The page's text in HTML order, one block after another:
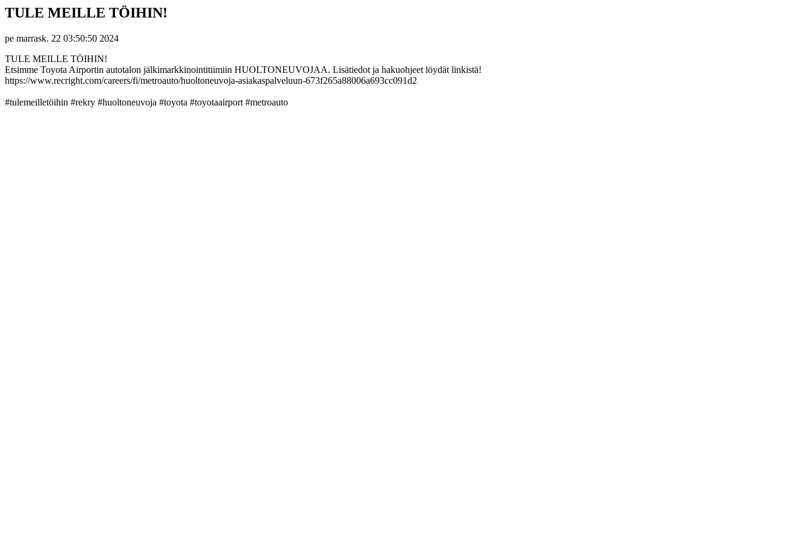
TULE MEILLE TÖIHIN!
pe marrask. 22 03:50:50 2024
TULE MEILLE TÖIHIN!
Etsimme Toyota Airportin autotalon jälkimarkkinointitiimiin HUOLTONEUVOJAA. Lisätiedot ja hakuohjeet löydät linkistä!
https://www.recright.com/careers/fi/metroauto/huoltoneuvoja-asiakaspalveluun-673f265a88006a693cc091d2
#tulemeilletöihin #rekry #huoltoneuvoja #toyota #toyotaairport #metroauto